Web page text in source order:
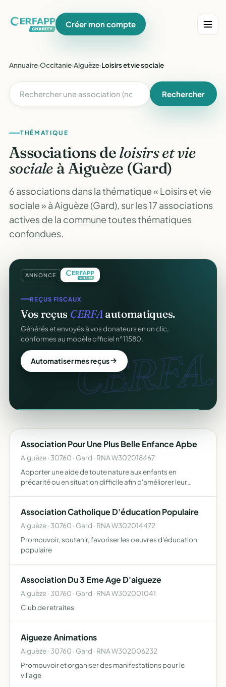
Créer mon compte
Annuaire›Occitanie›Aiguèze›Loisirs et vie sociale
Rechercher
THÉMATIQUE
Associations deloisirs et vie
sociale à Aiguèze (Gard)
6 associations dans la thématique « Loisirs et vie
sociale » à Aiguèze (Gard), sur les 17 associations
actives de la commune toutes thématiques
confondues.
ANNONCE
CERFA.
REÇUS FISCAUX
Vos reçus CERFAautomatiques.
Générés et envoyés à vos donateurs en un clic,
conformes au modèle officiel n°11580.
Automatiser mes reçus
offert
Association Pour Une Plus Belle Enfance Apbe
Aiguèze · 30760 · Gard · RNA W302018467
Apporter une aide de toute nature aux enfants en
précarité ou en situation difficile afin d'améliorer leur
Association Catholique D'éducation Populaire
Aiguèze · 30760 · Gard · RNA W302014472
Promouvoir, soutenir, favoriser les oeuvres d'éducation
populaire
Association Du 3 Eme Age D'aigueze
Aiguèze · 30760 · Gard · RNA W302001041
Club de retraites
Aigueze Animations
Aiguèze · 30760 · Gard · RNA W302006232
Promouvoir et organiser des manifestations pour le
village